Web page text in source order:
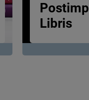
Postimp
Libris